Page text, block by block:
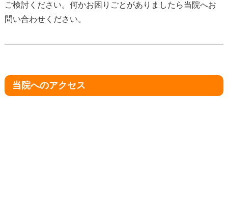
ご検討ください。何かお困りごとがありましたら当院へお
問い合わせください。
当院へのアクセス